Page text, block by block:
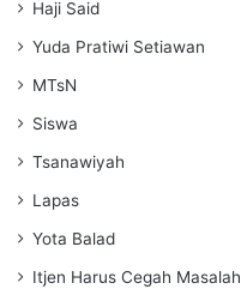
Haji Said
Yuda Pratiwi Setiawan
MTsN
Siswa
Tsanawiyah
Lapas
Yota Balad
Itjen Harus Cegah Masalah